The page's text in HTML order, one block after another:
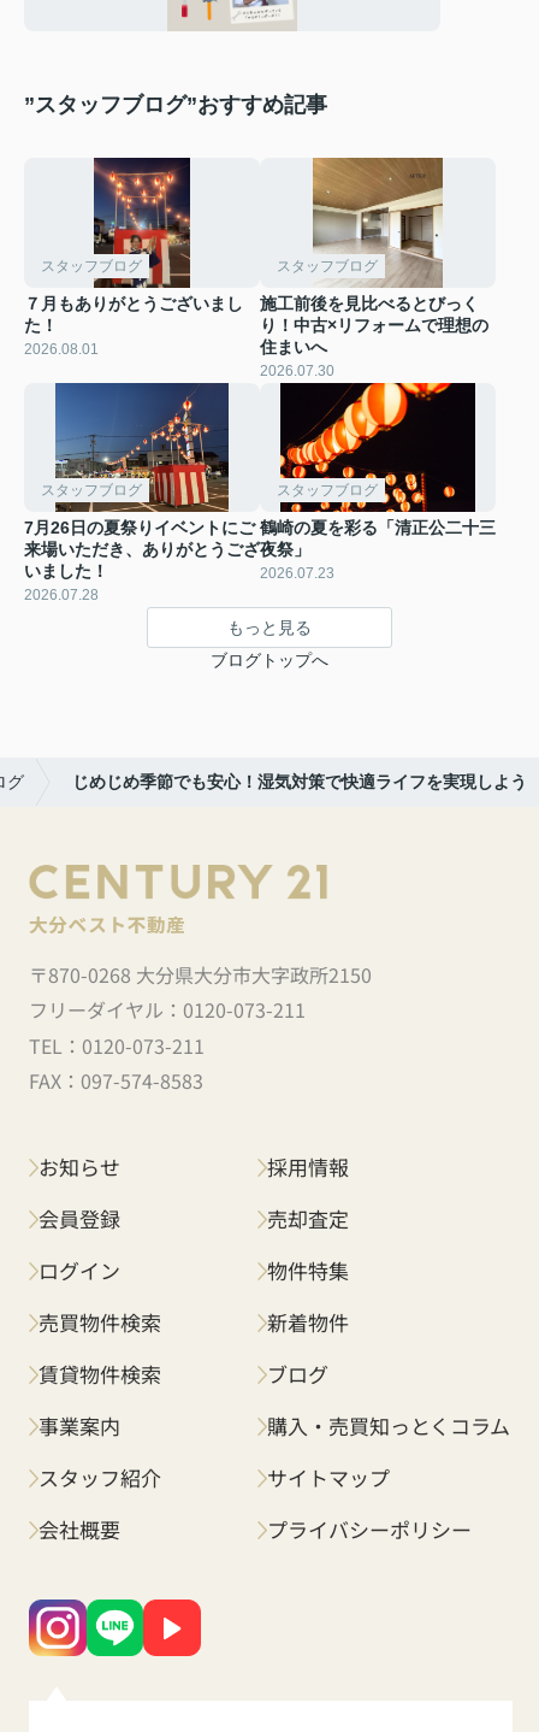
”スタッフブログ”おすすめ記事
スタッフブログ
７月もありがとうございまし
た！
2026.08.01
スタッフブログ
施工前後を見比べるとびっく
り！中古×リフォームで理想の
住まいへ
2026.07.30
スタッフブログ
7月26日の夏祭りイベントにご
来場いただき、ありがとうござ
いました！
2026.07.28
スタッフブログ
鶴崎の夏を彩る「清正公二十三
夜祭」
2026.07.23
もっと見る
ブログトップへ
グ じめじめ季節でも安心！湿気対策で快適ライフを実現しよう
〒870-0268 大分県大分市大字政所2150
フリーダイヤル： 0120-073-211
TEL： 0120-073-211
FAX： 097-574-8583
お知らせ
会員登録
ログイン
売買物件検索
賃貸物件検索
事業案内
スタッフ紹介
会社概要
採用情報
売却査定
物件特集
新着物件
ブログ
購入・売買知っとくコラム
サイトマップ
プライバシーポリシー